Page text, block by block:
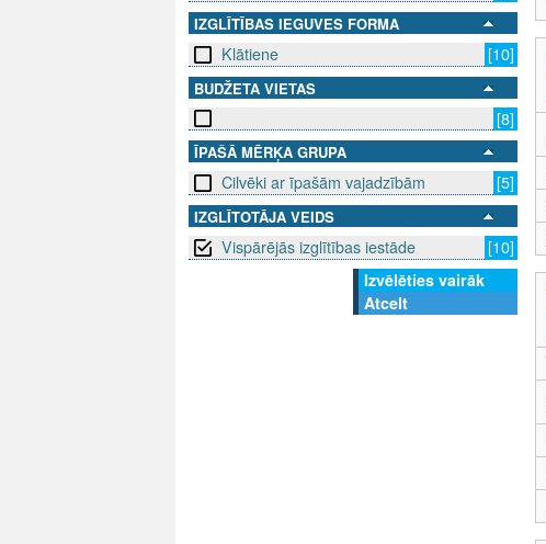
IZGLĪTĪBAS IEGUVES FORMA
Klātiene [10]
BUDŽETA VIETAS
[8]
ĪPAŠĀ MĒRĶA GRUPA
Cilvēki ar īpašām vajadzībām [5]
IZGLĪTOTĀJA VEIDS
Vispārējās izglītības iestāde
[10]
Izvēlēties vairāk
Atcelt